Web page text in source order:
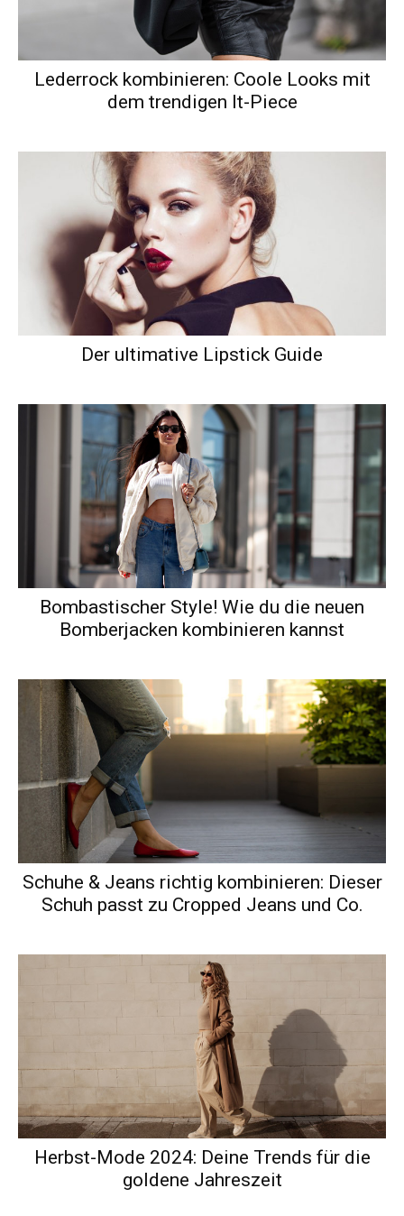
Lederrock kombinieren: Coole Looks mit
dem trendigen It-Piece
Der ultimative Lipstick Guide
Bombastischer Style! Wie du die neuen
Bomberjacken kombinieren kannst
Schuhe & Jeans richtig kombinieren: Dieser
Schuh passt zu Cropped Jeans und Co.
Herbst-Mode 2024: Deine Trends für die
goldene Jahreszeit